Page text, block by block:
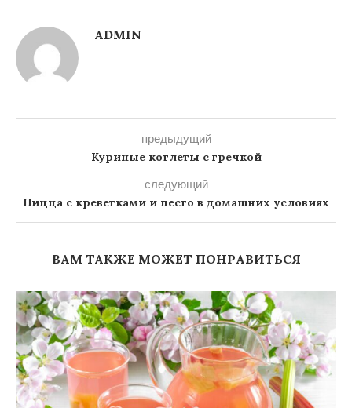
ADMIN
предыдущий
Куриные котлеты с гречкой
следующий
Пицца с креветками и песто в домашних условиях
ВАМ ТАКЖЕ МОЖЕТ ПОНРАВИТЬСЯ